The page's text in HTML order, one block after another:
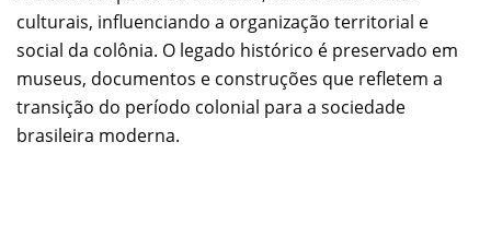
culturais, influenciando a organização territorial e
social da colônia. O legado histórico é preservado em
museus, documentos e construções que refletem a
transição do período colonial para a sociedade
brasileira moderna.